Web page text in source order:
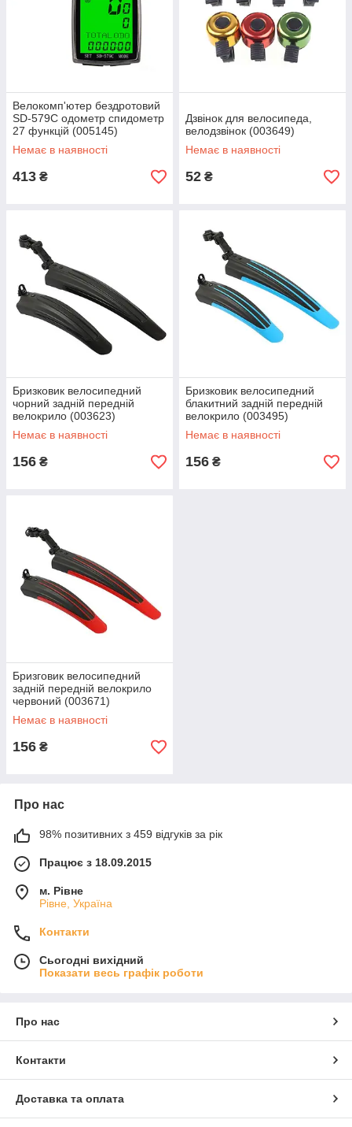
Велокомп'ютер бездротовий
SD-579C одометр спидометр
27 функцій (005145)
Немає в наявності
413 ₴
Дзвінок для велосипеда,
велодзвінок (003649)
Немає в наявності
52 ₴
Бризковик велосипедний
чорний задній передній
велокрило (003623)
Немає в наявності
156 ₴
Бризковик велосипедний
блакитний задній передній
велокрило (003495)
Немає в наявності
156 ₴
Бризговик велосипедний
задній передній велокрило
червоний (003671)
Немає в наявності
156 ₴
Про нас
98% позитивних з 459 відгуків за рік
Працює з 18.09.2015
м. Рівне
Рівне, Україна
Контакти
Сьогодні вихідний
Показати весь графік роботи
Про нас
Контакти
Доставка та оплата